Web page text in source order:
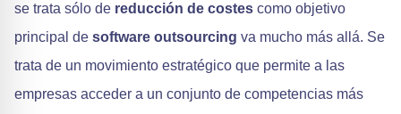
se trata sólo de reducción de costes como objetivo
principal de software outsourcing va mucho más allá. Se
trata de un movimiento estratégico que permite a las
empresas acceder a un conjunto de competencias más